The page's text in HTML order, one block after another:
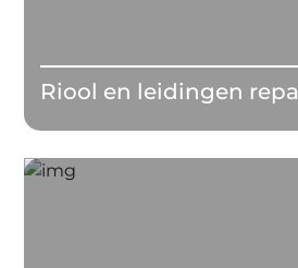
Riool en leidingen